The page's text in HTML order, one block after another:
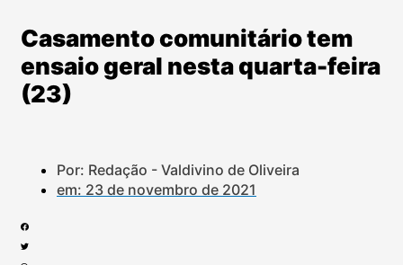
Casamento comunitário tem
ensaio geral nesta quarta-feira
(23)
Por: Redação - Valdivino de Oliveira
em: 23 de novembro de 2021